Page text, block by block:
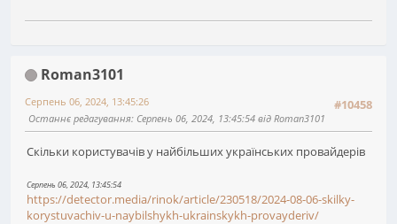
Roman3101
#10458
Серпень 06, 2024, 13:45:26
Останнє редагування: Серпень 06, 2024, 13:45:54 від Roman3101
Скільки користувачів у найбільших українських провайдерів
Серпень 06, 2024, 13:45:54
https://detector.media/rinok/article/230518/2024-08-06-skilky-
korystuvachiv-u-naybilshykh-ukrainskykh-provayderiv/